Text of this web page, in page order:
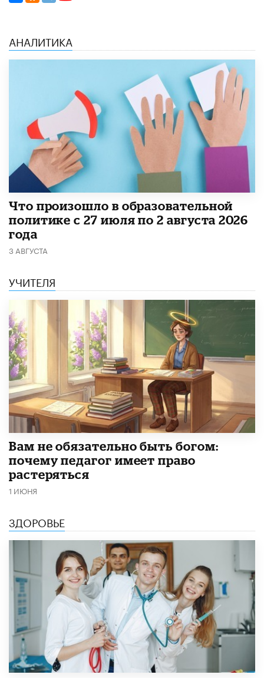
АНАЛИТИКА
​Что произошло в образовательной
политике с 27 июля по 2 августа 2026
года
3 АВГУСТА
УЧИТЕЛЯ
​Вам не обязательно быть богом:
почему педагог имеет право
растеряться
1 ИЮНЯ
ЗДОРОВЬЕ